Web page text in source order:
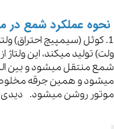
نحوه عملکرد شمع در
ولت) تولید میکند، این
شمع منتقل میشود و بین
میشود و همین جرقه
موتور روشن میشود. دیدی